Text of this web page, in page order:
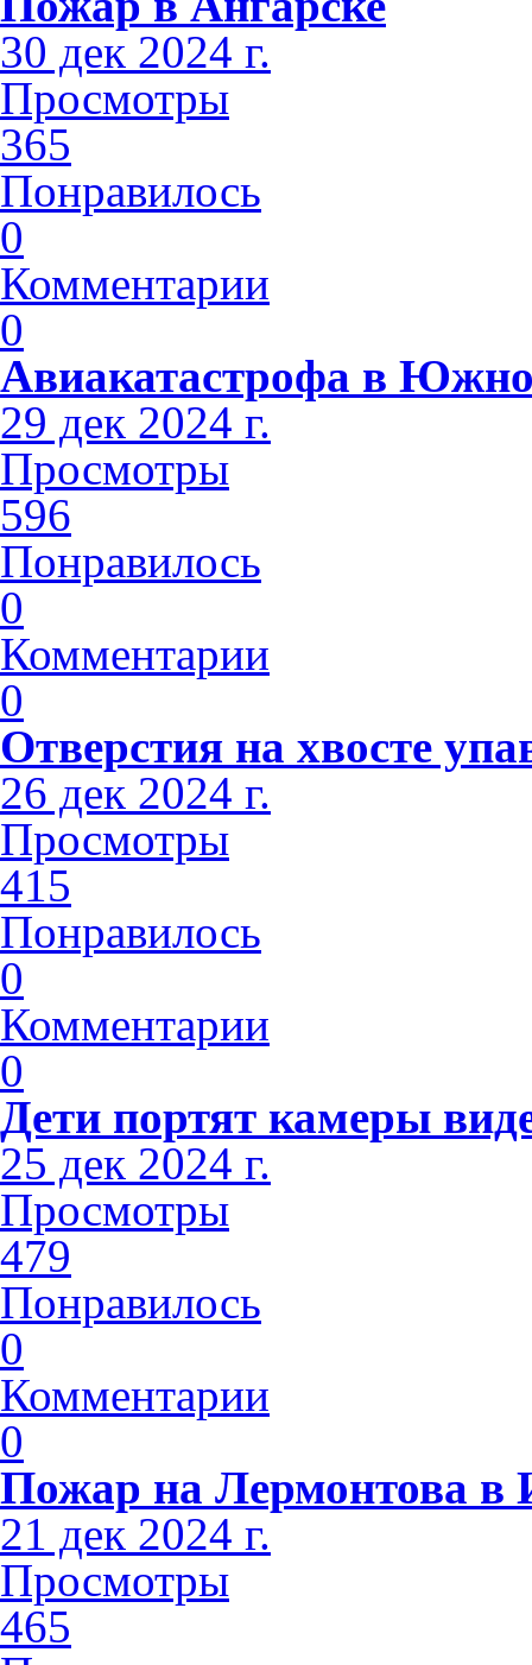
30 дек 2024 г.
Просмотры
365
Понравилось
0
Комментарии
0
Авиакатастрофа в
29 дек 2024 г.
Просмотры
596
Понравилось
0
Комментарии
0
Отверстия на хвосте
26 дек 2024 г.
Просмотры
415
Понравилось
0
Комментарии
0
Дети портят камеры
25 дек 2024 г.
Просмотры
479
Понравилось
0
Комментарии
0
Пожар на Лермонтова в
21 дек 2024 г.
Просмотры
465